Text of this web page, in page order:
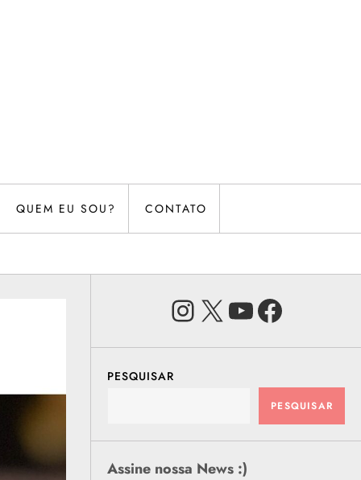
QUEM EU SOU? CONTATO
Instagram
X Youtube
PESQUISAR
PESQUISAR
Assine nossa News :)